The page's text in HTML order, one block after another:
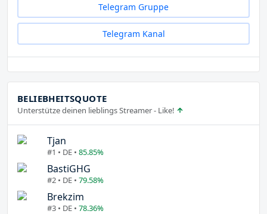
Telegram Gruppe
Telegram Kanal
BELIEBHEITSQUOTE
Unterstütze deinen lieblings Streamer - Like!
Tjan
#1 • DE • 85.85%
BastiGHG
#2 • DE • 79.58%
Brekzim
#3 • DE • 78.36%